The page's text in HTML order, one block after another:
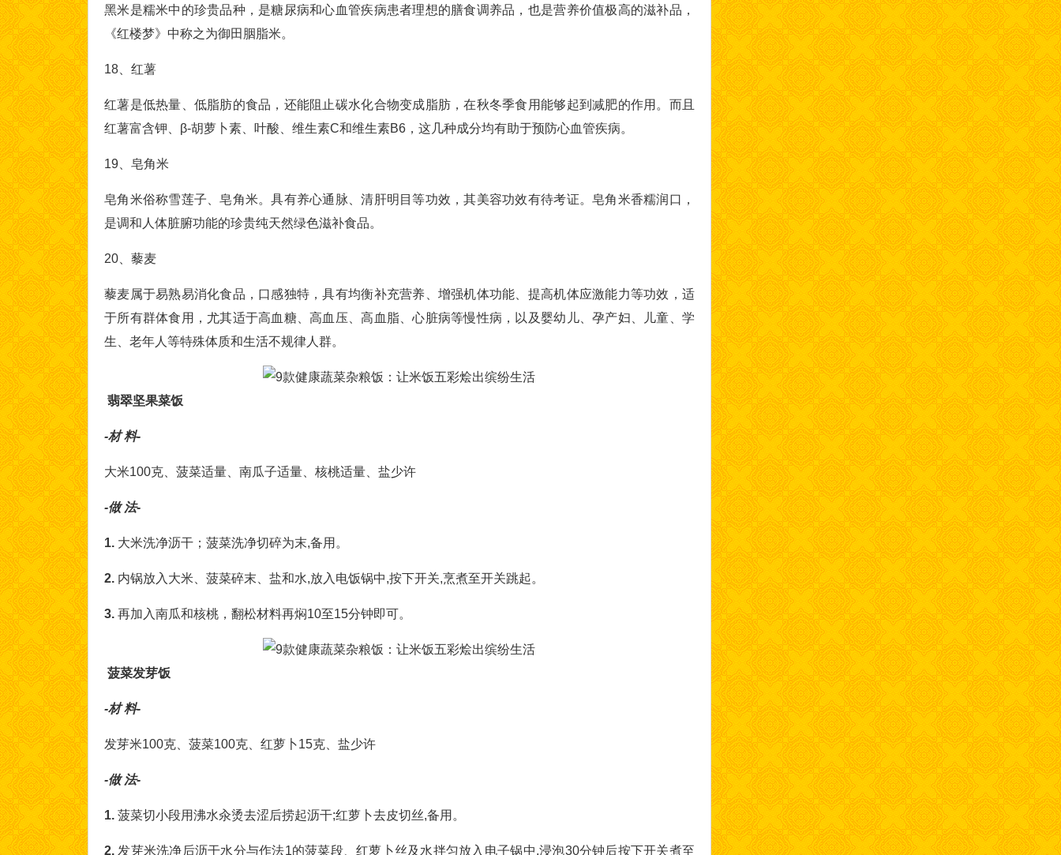
黑米是糯米中的珍贵品种，是糖尿病和心血管疾病患者理想的膳食调养品，也是营养价值极高的滋补品，
《红楼梦》中称之为御田胭脂米。
18、红薯
红薯是低热量、低脂肪的食品，还能阻止碳水化合物变成脂肪，在秋冬季食用能够起到减肥的作用。而且
红薯富含钾、β-胡萝卜素、叶酸、维生素C和维生素B6，这几种成分均有助于预防心血管疾病。
19、皂角米
皂角米俗称雪莲子、皂角米。具有养心通脉、清肝明目等功效，其美容功效有待考证。皂角米香糯润口，
是调和人体脏腑功能的珍贵纯天然绿色滋补食品。
20、藜麦
藜麦属于易熟易消化食品，口感独特，具有均衡补充营养、增强机体功能、提高机体应激能力等功效，适
于所有群体食用，尤其适于高血糖、高血压、高血脂、心脏病等慢性病，以及婴幼儿、孕产妇、儿童、学
生、老年人等特殊体质和生活不规律人群。
翡翠坚果菜饭
-材 料-
大米100克、菠菜适量、南瓜子适量、核桃适量、盐少许
-做 法-
1. 大米洗净沥干；菠菜洗净切碎为末,备用。
2. 内锅放入大米、菠菜碎末、盐和水,放入电饭锅中,按下开关,烹煮至开关跳起。
3. 再加入南瓜和核桃，翻松材料再焖10至15分钟即可。
菠菜发芽饭
-材 料-
发芽米100克、菠菜100克、红萝卜15克、盐少许
-做 法-
1. 菠菜切小段用沸水汆烫去涩后捞起沥干;红萝卜去皮切丝,备用。
2. 发芽米洗净后沥干水分与作法1的菠菜段、红萝卜丝及水拌匀放入电子锅中,浸泡30分钟后按下开关煮至